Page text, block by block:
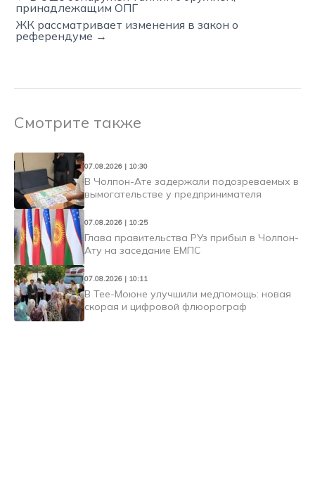
принадлежащим ОПГ
ЖК рассматривает изменения в закон о
референдуме →
Смотрите также
07.08.2026 | 10:30
В Чолпон-Ате задержали подозреваемых в
вымогательстве у предпринимателя
07.08.2026 | 10:25
Глава правительства РУз прибыл в Чолпон-
Ату на заседание ЕМПС
07.08.2026 | 10:11
В Тее-Моюне улучшили медпомощь: новая
скорая и цифровой флюорограф